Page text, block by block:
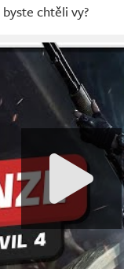
chtěli vy?